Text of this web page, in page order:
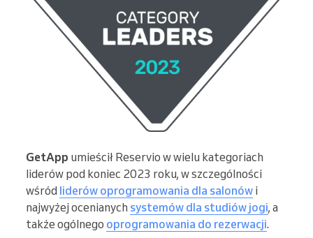
GetApp umieścił Reservio w wielu kategoriach
liderów pod koniec 2023 roku, w szczególności
wśród liderów oprogramowania dla salonów i
najwyżej ocenianych systemów dla studiów jogi, a
także ogólnego oprogramowania do rezerwacji.